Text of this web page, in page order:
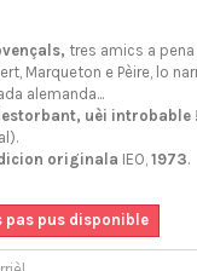
tres amics a
Marqueton e Pèire, lo
alemanda...
uèi introbable !
originala IEO, 1973.
pas pus disponible